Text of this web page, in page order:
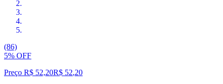
(86)
5% OFF
Preço R$ 52,20R$ 52,20